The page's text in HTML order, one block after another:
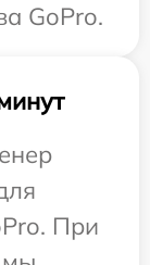
GoPro.
При